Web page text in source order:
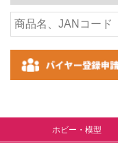
ホビー・模型